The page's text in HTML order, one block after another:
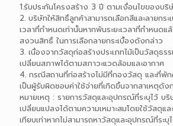
1.รับประกันโครงสร้าง 3 ปี ตามเงื่อนไขของบริ
2. บริษัทให้สิทธิ์ลูกค้าสามารถเลือกสีและลายกระ
เวลาที่กำหนดเท่านั้นหากพ้นระยะเวลาที่กำหนด
สงวนสิทธิ์ ในการเลือกลายกระเบื้องดังกล่าว
3. เนื่องจากวัสดุก่อสร้างประเภทไม้เป็นวัสดุธร
เปลี่ยนสภาพได้ตามสภาวะแวดล้อมและอากาศ
4. กรณีสถานที่ก่อสร้างไม่มีที่กองวัสดุ และที่พั
เป็นผู้รับผิดชอบค่าใช้จ่ายที่เกิดขึ้นจากสาเหตุดัง
หมายเหตุ : รายการวัสดุและอุปกรณ์ที่ระบุไว้ บ
เปลี่ยนแปลงได้ตามความเหมาะสมโดยใช้วัสดุ
เทียบเท่าหากไม่สามารถหาวัสดุและอุปกรณ์ที่ระ